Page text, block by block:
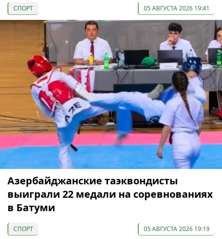
СПОРТ 05 АВГУСТА 2026 19:41
Азербайджанские таэквондисты
выиграли 22 медали на соревнованиях
в Батуми
СПОРТ 05 АВГУСТА 2026 19:19